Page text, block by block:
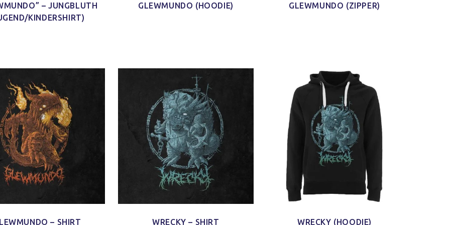
kleines
Lieblings-Oberteil.
und mal was anderes als
immer nur diese Bandshirts.
Jonas H.
– JUNGBLUTH
KINDERSHIRT)
GLEWMUNDO (HOODIE) GLEWMUNDO (ZIPPER)
– SHIRT WRECKY – SHIRT WRECKY (HOODIE)